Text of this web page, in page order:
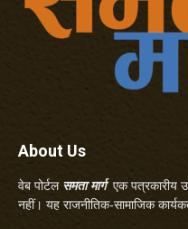
About Us
वेब पोर्टल समता मार्गएक पत्रकारीय
नहीं। यह राजनीतिक-सामाजिक